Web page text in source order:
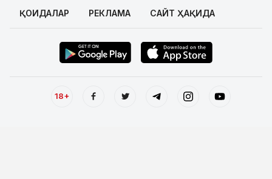
ҚОИДАЛАР РЕКЛАМА САЙТ ҲАҚИДА
18+